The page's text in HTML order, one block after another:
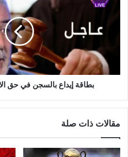
بطاقة إيداع بالسجن في حق
مقالات ذات صلة